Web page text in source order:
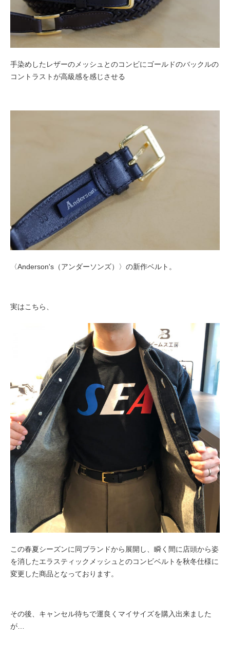
手染めしたレザーのメッシュとのコンビにゴールドのバックルの
コントラストが高級感を感じさせる
〈Anderson's（アンダーソンズ）〉の新作ベルト。
実はこちら、
この春夏シーズンに同ブランドから展開し、瞬く間に店頭から姿
を消したエラスティックメッシュとのコンビベルトを秋冬仕様に
変更した商品となっております。
その後、キャンセル待ちで運良くマイサイズを購入出来ました
が…